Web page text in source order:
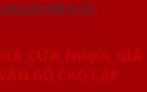
CẤP HÀN QUỐC
CỬA NHỰA GIẢ
GỖ CAO CẤP